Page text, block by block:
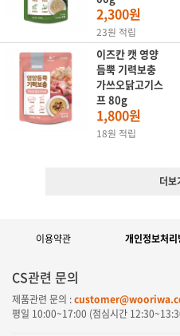
2,300원
23원 적립
이즈칸 캣 영양
듬뿍 기력보충
가쓰오닭고기스
프 80g
1,800원
18원 적립
더
이용약관 개인정보처리
CS관련 문의
제품관련 문의 :
평일 10:00~17:00 (점심시간